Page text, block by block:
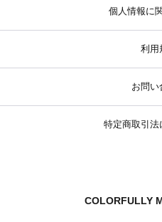
個人情報に
利用
お問い
特定商取引法
COLORFULLY